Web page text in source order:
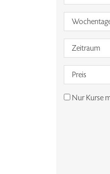
Zeitraum
Preis
Nur Kurse